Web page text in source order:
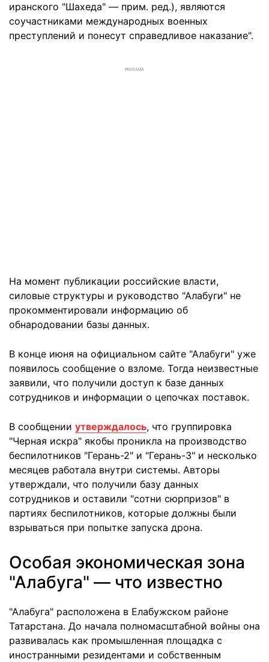
иранского "Шахеда" — прим. ред.), являются
соучастниками международных военных
преступлений и понесут справедливое наказание".
РЕКЛАМА
На момент публикации российские власти,
силовые структуры и руководство "Алабуги" не
прокомментировали информацию об
обнародовании базы данных.
В конце июня на официальном сайте "Алабуги" уже
появилось сообщение о взломе. Тогда неизвестные
заявили, что получили доступ к базе данных
сотрудников и информации о цепочках поставок.
В сообщении утверждалось, что группировка
"Черная искра" якобы проникла на производство
беспилотников "Герань-2" и "Герань-3" и несколько
месяцев работала внутри системы. Авторы
утверждали, что получили базу данных
сотрудников и оставили "сотни сюрпризов" в
партиях беспилотников, которые должны были
взрываться при попытке запуска дрона.
Особая экономическая зона
"Алабуга" — что известно
"Алабуга" расположена в Елабужском районе
Татарстана. До начала полномасштабной войны она
развивалась как промышленная площадка с
иностранными резидентами и собственным